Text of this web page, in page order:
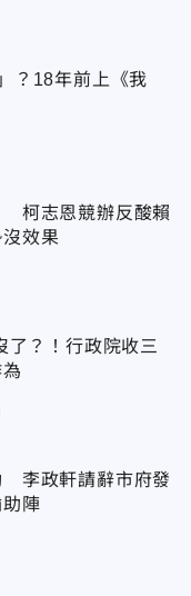
？18年前上《我
柯志恩競辦反酸賴
效果
了？！行政院收三
李政軒請辭市府發
陣